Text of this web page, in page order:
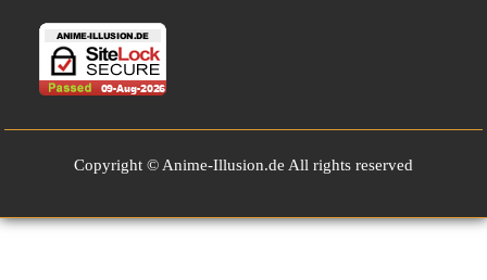
Copyright © Anime-Illusion.de All rights reserved